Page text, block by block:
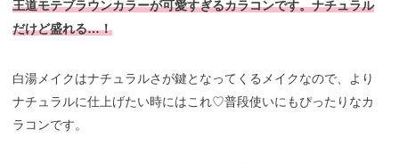
王道モテブラウンカラーが可愛すぎるカラコンです。ナチュラル
だけど盛れる…！
白湯メイクはナチュラルさが鍵となってくるメイクなので、より
ナチュラルに仕上げたい時にはこれ♡普段使いにもぴったりなカ
ラコンです。